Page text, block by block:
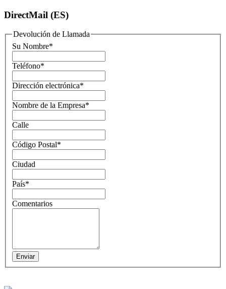
DirectMail (ES)
Devolución de Llamada
Su Nombre*
Teléfono*
Dirección electrónica*
Nombre de la Empresa*
Calle
Código Postal*
Ciudad
País*
Comentarios